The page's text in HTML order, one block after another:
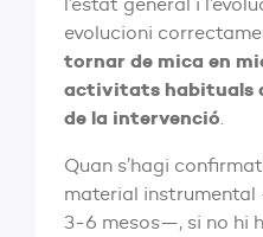
evolucioni
tornar de mica en
activitats habituals
de la intervenció
Quan s’hagi
material
3-6 mesos—, si no hi